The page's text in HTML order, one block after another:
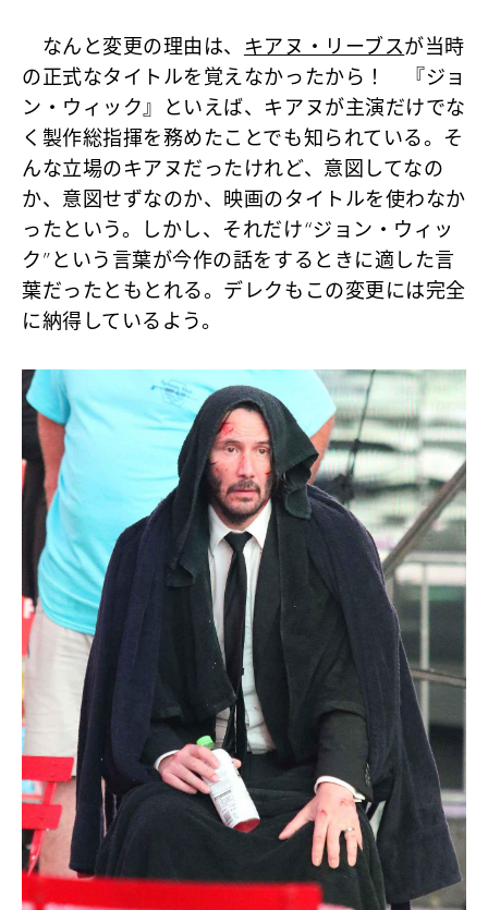
なんと変更の理由は、 キアヌ・リーブスが当時
の正式なタイトルを覚えなかったから！ 『ジョ
ン・ウィック』といえば、キアヌが主演だけでな
く製作総指揮を務めたことでも知られている。そ
んな立場のキアヌだったけれど、意図してなの
か、意図せずなのか、映画のタイトルを使わなか
ったという。しかし、それだけ“ジョン・ウィッ
ク”という言葉が今作の話をするときに適した言
葉だったともとれる。デレクもこの変更には完全
に納得しているよう。